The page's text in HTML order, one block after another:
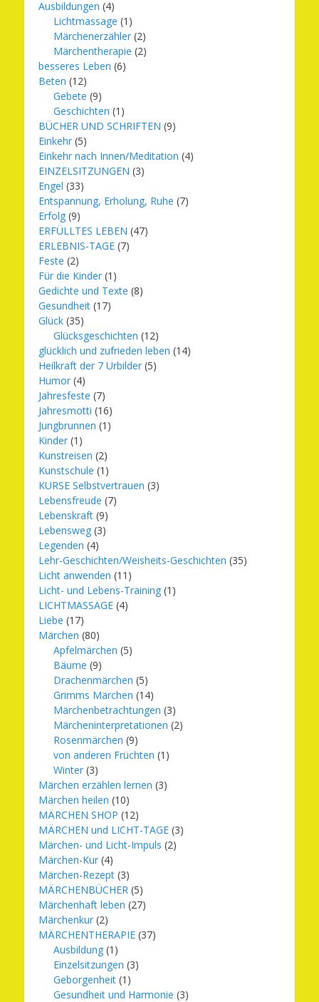
Ausbildungen (4)
Lichtmassage (1)
Märchenerzähler (2)
Märchentherapie (2)
besseres Leben (6)
Beten (12)
Gebete (9)
Geschichten (1)
BÜCHER UND SCHRIFTEN (9)
Einkehr (5)
Einkehr nach Innen/Meditation (4)
EINZELSITZUNGEN (3)
Engel (33)
Entspannung, Erholung, Ruhe (7)
Erfolg (9)
ERFÜLLTES LEBEN (47)
ERLEBNIS-TAGE (7)
Feste (2)
Für die Kinder (1)
Gedichte und Texte (8)
Gesundheit (17)
Glück (35)
Glücksgeschichten (12)
glücklich und zufrieden leben (14)
Heilkraft der 7 Urbilder (5)
Humor (4)
Jahresfeste (7)
Jahresmotti (16)
Jungbrunnen (1)
Kinder (1)
Kunstreisen (2)
Kunstschule (1)
KURSE Selbstvertrauen (3)
Lebensfreude (7)
Lebenskraft (9)
Lebensweg (3)
Legenden (4)
Lehr-Geschichten/Weisheits-Geschichten (35)
Licht anwenden (11)
Licht- und Lebens-Training (1)
LICHTMASSAGE (4)
Liebe (17)
Märchen (80)
Apfelmärchen (5)
Bäume (9)
Drachenmärchen (5)
Grimms Märchen (14)
Märchenbetrachtungen (3)
Märcheninterpretationen (2)
Rosenmärchen (9)
von anderen Früchten (1)
Winter (3)
Märchen erzählen lernen (3)
Märchen heilen (10)
MÄRCHEN SHOP (12)
MÄRCHEN und LICHT-TAGE (3)
Märchen- und Licht-Impuls (2)
Märchen-Kur (4)
Märchen-Rezept (3)
MÄRCHENBÜCHER (5)
Märchenhaft leben (27)
Märchenkur (2)
MÄRCHENTHERAPIE (37)
Ausbildung (1)
Einzelsitzungen (3)
Geborgenheit (1)
Gesundheit und Harmonie (3)